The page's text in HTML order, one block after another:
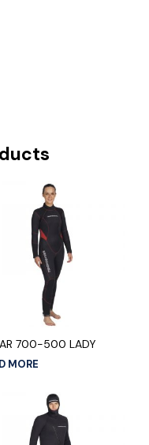
700-500 LADY
MORE